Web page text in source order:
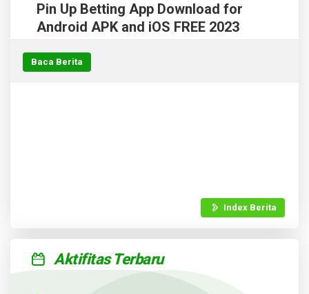
Index Berita
Pin Up Betting App Download for
Android APK and iOS FREE 2023
Baca Berita
Aktifitas Terbaru